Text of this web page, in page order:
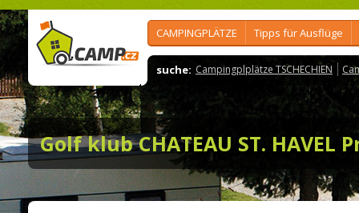
CAMPINGPLÄTZE Tipps für Ausflüge
suche: Campingplplätze TSCHECHIEN
Golf klub CHATEAU ST. HAVEL